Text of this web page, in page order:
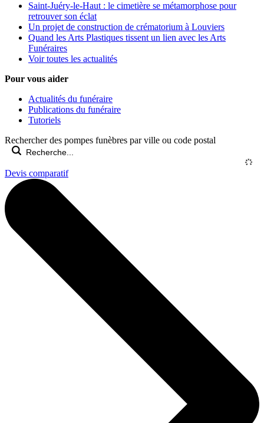
Saint-Juéry-le-Haut : le cimetière se métamorphose pour
retrouver son éclat
Un projet de construction de crématorium à Louviers
Quand les Arts Plastiques tissent un lien avec les Arts
Funéraires
Voir toutes les actualités
Pour vous aider
Actualités du funéraire
Publications du funéraire
Tutoriels
Rechercher des pompes funèbres par ville ou code postal
Devis comparatif